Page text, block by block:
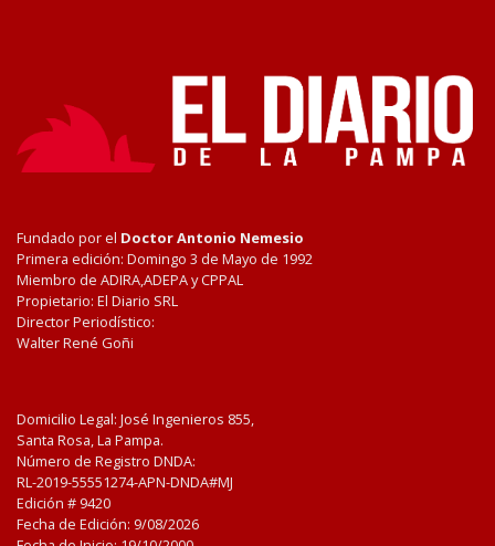
Fundado por el Doctor Antonio Nemesio
Primera edición: Domingo 3 de Mayo de 1992
Miembro de ADIRA,ADEPA y CPPAL
Propietario: El Diario SRL
Director Periodístico:
Walter René Goñi
Domicilio Legal: José Ingenieros 855,
Santa Rosa, La Pampa.
Número de Registro DNDA:
RL-2019-55551274-APN-DNDA#MJ
Edición # 9420
Fecha de Edición: 9/08/2026